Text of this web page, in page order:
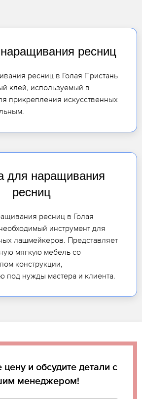
ресниц
ресниц в Голая Пристань
клей, используемый в
прикрепления искусственных
для наращивания
ресниц
ресниц в Голая
инструмент для
лашмейкеров. Представляет
мягкую мебель со
конструкции,
под нужды мастера и клиента.
цену и обсудите детали с
менеджером!